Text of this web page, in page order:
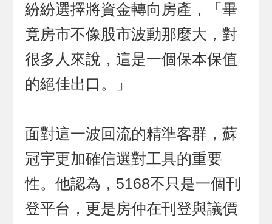
紛紛選擇將資金轉向房產，「畢
竟房市不像股市波動那麼大，對
很多人來說，這是一個保本保值
的絕佳出口。」
面對這一波回流的精準客群，蘇
冠宇更加確信選對工具的重要
性。他認為，5168不只是一個刊
登平台，更是房仲在刊登與議價